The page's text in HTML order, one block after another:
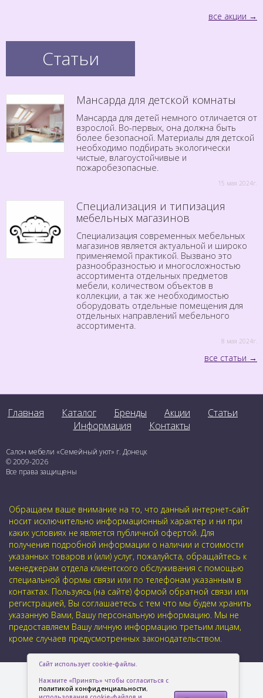
все акции
Статьи
Мансарда для детской комнаты
Мансарда для детей немного отличается от
взрослой. Во-первых, она должна быть
более безопасной. Материалы для детской
необходимо подбирать экологически
чистые, влагоустойчивые и
пожаробезопасные.
15 мая 2024г.
Специализация и типизация
мебельных магазинов
Специализация современных мебельных
магазинов является актуальной и широко
применяемой практикой. Вызвано это
разнообразностью и многосложностью
ассортимента отдельных предметов
мебели, количеством объектов в
коллекции, а так же необходимостью
оборудовать отдельные помещения для
отдельных направлений мебельного
ассортимента.
8 мая 2024г.
все статьи
Главная Каталог Бренды Акции
Статьи
Информация
Контакты
Салон мебели «Семейный уют» г. Донецк
© 2009-2026
Все права защищены
Обращаем ваше внимание на то, что данный интернет-сайт
носит исключительно информационный характер и ни при
каких условиях не является публичной офертой. Для
получения подробной информации о наличии и стоимости
указанных товаров и (или) услуг, пожалуйста, обращайтесь к
менеджерам отдела клиентского обслуживания с помощью
специальной формы связи или по телефонам указанным в
контактах. Пользуясь (на сайте) формой обратной связи или
регистрацией, Вы соглашаетесь с тем что мы будем хранить
указанную Вами, Вашу персональную информацию. Мы не
предоставляем Вашу личную информацию третьим лицам,
кроме случаев предусмотренных законодательством.
Сайт использует cookie-файлы.
Нажмите «Принять» чтобы согласиться с
политикой конфиденциальности,